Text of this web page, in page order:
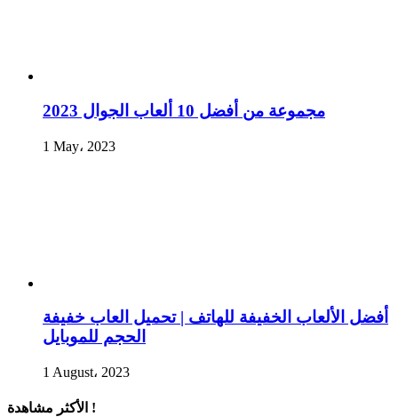
مجموعة من أفضل 10 ألعاب الجوال 2023
1 May، 2023
أفضل الألعاب الخفيفة للهاتف | تحميل العاب خفيفة
الحجم للموبايل
1 August، 2023
الأكثر مشاهدة !